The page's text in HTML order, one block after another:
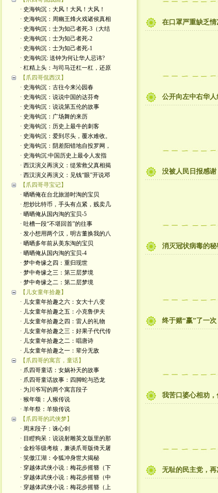
· 史海钩沉：大风！大风！大风！
· 史海钩沉：周幽王烽火戏诸侯真相
· 史海钩沉：士为知己者死-3（大结
· 史海钩沉：士为知己者死-2
· 史海钩沉：士为知己者死-1
· 史海钩沉: 送钟为何让华人忌讳?
· 杠精上头：与司马迁杠一杠，还原
【爪四哥侃西汉】
· 史海钩沉：古往今来沁园春
· 史海钩沉：说说中国的达芬奇
· 史海钩沉：说说第五伦的故事
· 史海钩沉：广场舞的来历
· 史海钩沉：历史上最牛的刺客
· 史海钩沉：爱到尽头，覆水难收。
· 史海钩沉：阴差阳错地自投罗网，
· 史海钩沉:中国历史上最令人发指
· 西汉演义再演义：缇萦救父真相揭
· 西汉演义再演义：见钱“眼”开说邓
【爪四哥寻宝记】
· 晒晒俺在台北旅游时淘的宝贝
· 想炒比特币，手头有点紧，贱卖几
· 晒晒俺从国内淘的宝贝-5
· 吐槽一段“不堪回首”的往事
· 发小想用两个汉，明古董换我的八
· 晒晒多年前从美东淘的宝贝
· 晒晒俺从国内淘的宝贝-4
· 梦中奇缘之四：重归现世
· 梦中奇缘之三：第三层梦境
· 梦中奇缘之二：第二层梦境
【儿女童年拾趣】
· 儿女童年拾趣之六：女大十八变
· 儿女童年拾趣之五：小克鲁伊夫
· 儿女童年拾趣之四：雷人的礼物
· 儿女童年拾趣之三：好果子代代传
· 儿女童年拾趣之二：唱唐诗
· 儿女童年拾趣之一：辈分无敌
【爪四哥的寓言，童话】
· 爪四哥童话：女娲补天的故事
· 爪四哥童话故事：四脚蛇与恐龙
· 为川爷写的两个寓言段子
· 猴年颂：人猴传说
· 羊年祭：羊狼传说
【爪四哥的武侠梦】
· 周末段子：诛心剑
· 目瞪狗呆：说说射雕英文版里的那
· 金粉等级考核，兼谈爪哥版倚天屠
· 笑傲江湖：令狐冲身世大揭秘
· 穿越体武侠小说：梅花步摇簪（下
· 穿越体武侠小说：梅花步摇簪（中
· 穿越体武侠小说：梅花步摇簪（上
在口罩严重缺乏
公开向左中右华
没被人民日报感
消灭冠状病毒的
终于赌“赢”了一次
我苦口婆心相劝
无耻的民主党，